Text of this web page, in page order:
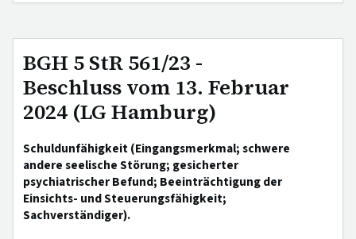
BGH 5 StR 561/23 -
Beschluss vom 13. Februar
2024 (LG Hamburg)
Schuldunfähigkeit (Eingangsmerkmal; schwere
andere seelische Störung; gesicherter
psychiatrischer Befund; Beeinträchtigung der
Einsichts- und Steuerungsfähigkeit;
Sachverständiger).